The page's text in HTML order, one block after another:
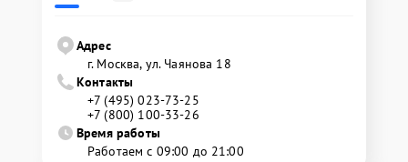
Адрес
г. Москва, ул. Чаянова 18
Контакты
+7 (495) 023-73-25
+7 (800) 100-33-26
Время работы
Работаем с 09:00 до 21:00